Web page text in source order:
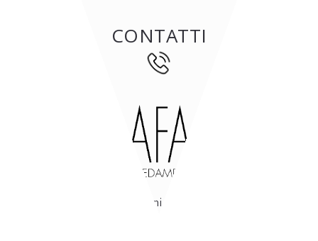
CONTATTI
San Giovanni in Marignano